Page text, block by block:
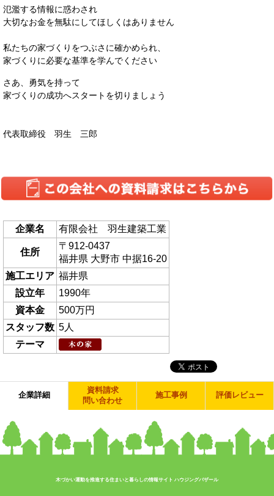
氾濫する情報に惑わされ
大切なお金を無駄にしてほしくはありません
私たちの家づくりをつぶさに確かめられ、
家づくりに必要な基準を学んでください
さあ、勇気を持って
家づくりの成功へスタートを切りましょう
代表取締役 羽生 三郎
企業名 有限会社 羽生建築工業
住所
〒912-0437
福井県 大野市 中据16-20
施工エリア 福井県
設立年
1990年
資本金
500万円
スタッフ数 5人
テーマ
企業詳細
資料請求
問い合わせ
施工事例 評価レビュー
木づかい運動を推進する住まいと暮らしの情報サイト ハウジングバザール